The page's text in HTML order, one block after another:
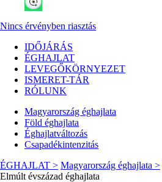
Nincs érvényben riasztás
IDŐJÁRÁS
ÉGHAJLAT
LEVEGŐKÖRNYEZET
ISMERET-TÁR
RÓLUNK
Magyarország éghajlata
Föld éghajlata
Éghajlatváltozás
Csapadékintenzitás
ÉGHAJLAT > Magyarország éghajlata >
Elmúlt évszázad éghajlata